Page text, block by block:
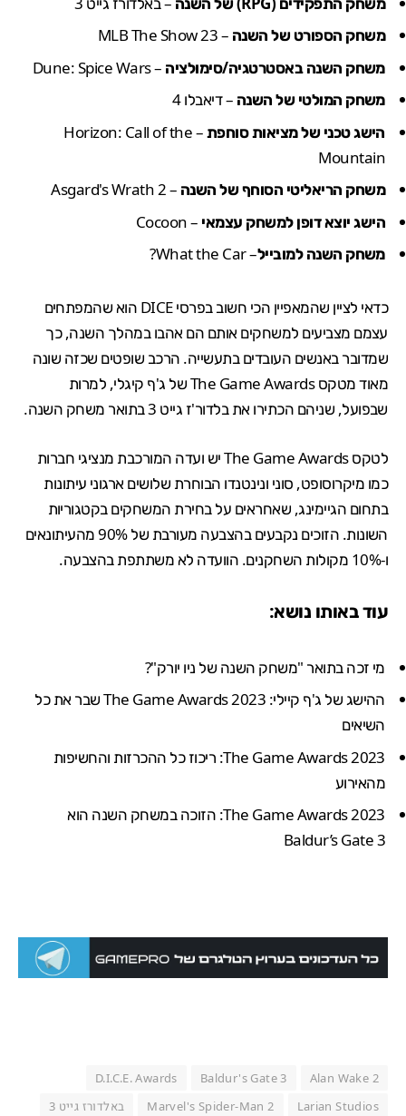
משחק הספורט של השנה – MLB The Show 23
משחק השנה באסטרטגיה/סימולציה – Dune: Spice Wars
משחק המולטי של השנה –דיאבלו 4
הישג טכני של מציאות סוחפת
– Horizon: Call of the
Mountain
משחק הריאליטי הסוחף של השנה – Asgard's Wrath 2
הישג יוצא דופן למשחק עצמאי – Cocoon
משחק השנה למובייל– What the Car?
כדאי לציין שהמאפיין הכי חשוב בפרסי DICE הוא שהמפתחים
עצמם מצביעים למשחקים אותם הם אהבו במהלך השנה, כך
שמדובר באנשים העובדים בתעשייה. הרכב שופטים שכזה שונה
מאוד מטקס The Game Awards של ג'ף קיגלי, למרות
שבפועל, שניהם הכתירו את בלדור'ז גייט 3 בתואר משחק השנה.
לטקס The Game Awards יש ועדה המורכבת מנציגי חברות
כמו מיקרוסופט, סוני ונינטנדו הבוחרת שלושים ארגוני עיתונות
בתחום הגיימינג, שאחראים על בחירת המשחקים בקטגוריות
השונות. הזוכים נקבעים בהצבעה מעורבת של 90% מהעיתונאים
ו-10% מקולות השחקנים. הוועדה לא משתתפת בהצבעה.
עוד באותו נושא:
מי זכה בתואר "משחק השנה של ניו יורק"?
ההישג של ג'ף קיילי: The Game Awards 2023 שבר את כל
השיאים
The Game Awards 2023: ריכוז כל ההכרזות והחשיפות
מהאירוע
The Game Awards 2023: הזוכה במשחק השנה הוא
Baldur’s Gate 3
Alan Wake 2
Baldur's Gate 3
D.I.C.E. Awards
Larian Studios
Marvel's Spider-Man 2
באלדורז גייט 3